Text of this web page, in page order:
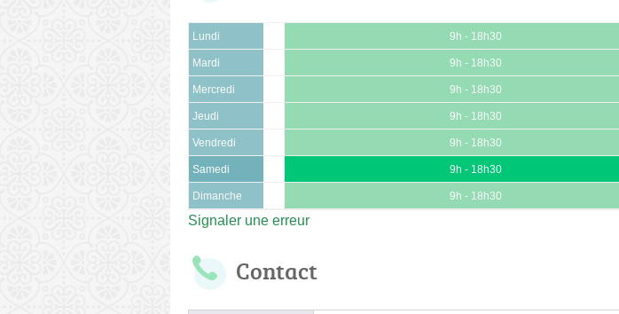
Lundi 9h - 18h30
Mardi 9h - 18h30
Mercredi 9h - 18h30
Jeudi 9h - 18h30
Vendredi 9h - 18h30
Samedi 9h - 18h30
Dimanche 9h - 18h30
Signaler une erreur
Contact